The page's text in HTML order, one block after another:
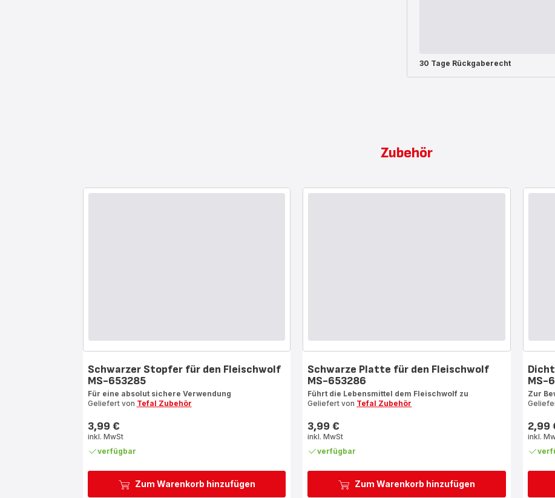
30 Tage Rückgaberecht
Zubehör
Zum Warenkorb hinzufügen
Schwarzer Stopfer für den Fleischwolf
MS-653285
Für eine absolut sichere Verwendung
Geliefert von Tefal Zubehör
Preis
3,99 €
inkl. MwSt
verfügbar
Zum Warenkorb hinzufügen
Schwarze Platte für den Fleischwolf
MS-653286
Führt die Lebensmittel dem Fleischwolf zu
Geliefert von Tefal Zubehör
Preis
3,99 €
inkl. MwSt
verfügbar
MS-
Zur
Preis
2,99
inkl.